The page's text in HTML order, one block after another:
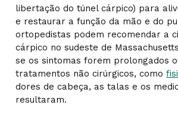
libertação do túnel cárpico) para
e restaurar a função da mão e do
ortopedistas podem recomendar a
cárpico no sudeste de
se os sintomas forem prolongados
tratamentos não cirúrgicos, como
dores de cabeça, as talas e os
resultaram.